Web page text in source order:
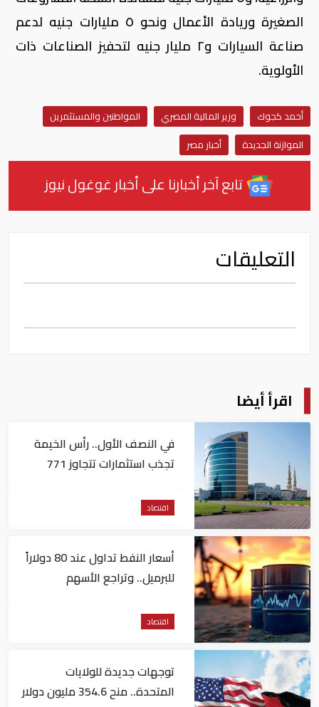
الصغيرة وريادة الأعمال ونحو ٥ مليارات جنيه لدعم
صناعة السيارات و٢ مليار جنيه لتحفيز الصناعات ذات
الأولوية.
أحمد كجوك وزير المالية المصري
المواطنين والمستثمرين
الموازنة الجديدة
أخبار مصر
تابع آخر أخبارنا على أخبار غوغول نيوز
التعليقات
اقرأ أيضا
في النصف الأول.. رأس الخيمة
تجذب استثمارات تتجاوز 771
اقتصاد
أسعار النفط تداول عند 80 دولاراً
للبرميل.. وتراجع الأسهم
اقتصاد
توجهات جديدة للولايات
المتحدة.. منح 354.6 مليون دولار